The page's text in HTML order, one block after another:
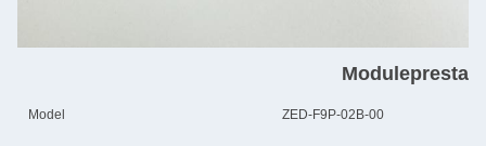
Model ZED-F9P-02B-00